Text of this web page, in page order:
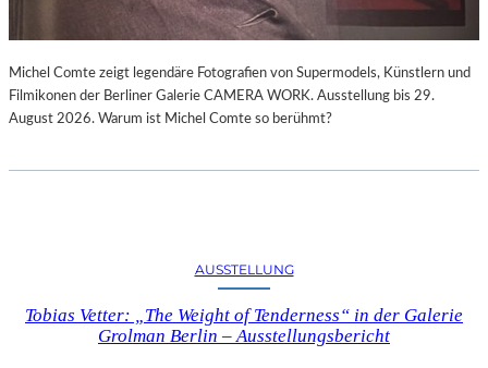
Michel Comte zeigt legendäre Fotografien von Supermodels, Künstlern und
Filmikonen der Berliner Galerie CAMERA WORK. Ausstellung bis 29.
August 2026. Warum ist Michel Comte so berühmt?
AUSSTELLUNG
Tobias Vetter: „The Weight of Tenderness“ in der Galerie
Grolman Berlin – Ausstellungsbericht